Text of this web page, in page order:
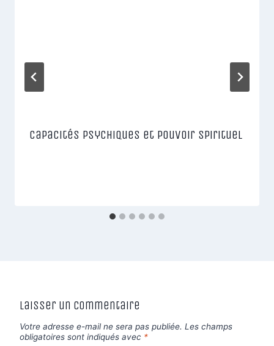
Capacités psychiques et pouvoir spirituel
Laisser un commentaire
Votre adresse e-mail ne sera pas publiée. Les champs
obligatoires sont indiqués avec *